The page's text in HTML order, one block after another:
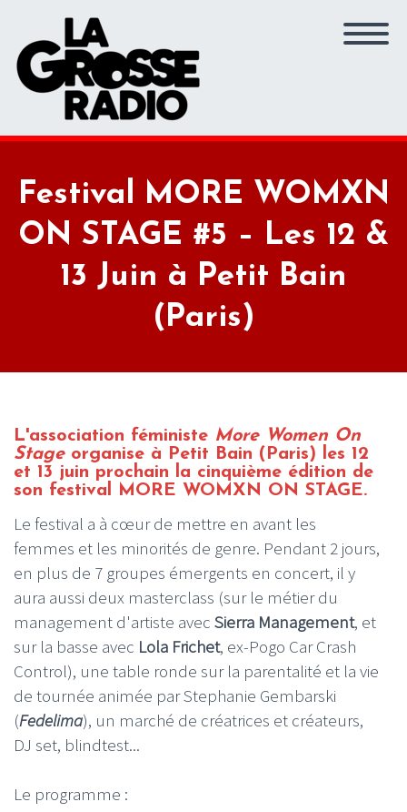
Festival MORE WOMXN
ON STAGE #5 – Les 12 &
13 Juin à Petit Bain
(Paris)
L'association féministe More Women On
Stageorganise à Petit Bain (Paris) les 12
et 13 juin prochain la cinquième édition de
son festival MORE WOMXN ON STAGE.
Le festival a à cœur de mettre en avant les
femmes et les minorités de genre. Pendant 2 jours,
en plus de 7 groupes émergents en concert, il y
aura aussi deux masterclass (sur le métier du
management d'artiste avec Sierra Management, et
sur la basse avec Lola Frichet, ex-Pogo Car Crash
Control), une table ronde sur la parentalité et la vie
de tournée animée par Stephanie Gembarski
(Fedelima), un marché de créatrices et créateurs,
DJ set, blindtest...
Le programme :